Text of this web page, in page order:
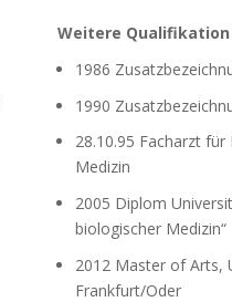
Weitere Qualifikation
1986
1990
28.10.95 Facharzt für
Medizin
2005 Diplom
biologischer Medizin“
2012 Master of Arts,
Frankfurt/Oder